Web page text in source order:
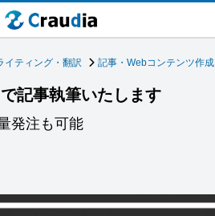
イティング・翻訳 記事・Webコンテンツ作成
記事執筆いたします
発注も可能